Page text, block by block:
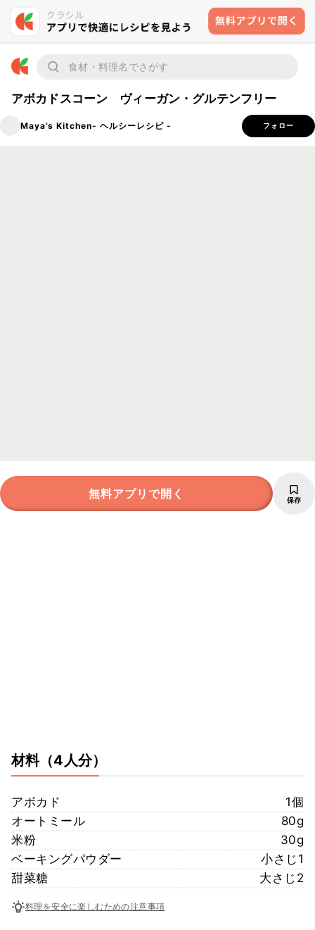
アボカドスコーン ヴィーガン・グルテンフリー
Maya’s Kitchen- ヘルシーレシピ - フォロー
無料アプリで開く 保存
材料（4人分）
アボカド
1個
オートミール
80g
米粉
30g
ベーキングパウダー
小さじ1
甜菜糖
大さじ2
料理を安全に楽しむための注意事項